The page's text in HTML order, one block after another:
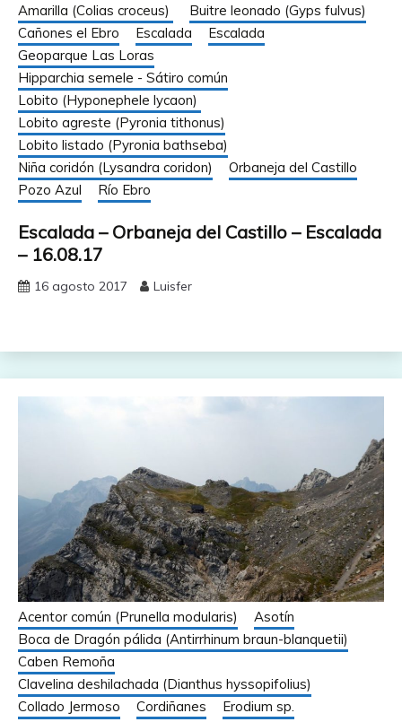
Amarilla (Colias croceus)
Buitre leonado (Gyps fulvus)
Cañones el Ebro
Escalada
Escalada
Geoparque Las Loras
Hipparchia semele - Sátiro común
Lobito (Hyponephele lycaon)
Lobito agreste (Pyronia tithonus)
Lobito listado (Pyronia bathseba)
Niña coridón (Lysandra coridon)
Orbaneja del Castillo
Pozo Azul
Río Ebro
Escalada – Orbaneja del Castillo – Escalada
– 16.08.17
16 agosto 2017 Luisfer
Acentor común (Prunella modularis)
Asotín
Boca de Dragón pálida (Antirrhinum braun-blanquetii)
Caben Remoña
Clavelina deshilachada (Dianthus hyssopifolius)
Collado Jermoso
Cordiñanes
Erodium sp.